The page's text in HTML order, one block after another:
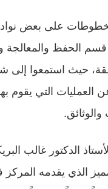
على بعض نوادر
قسم الحفظ والمعالجة
حيث استمعوا
العمليات التي يقوم
الدكتور غالب
الذي يقدمه